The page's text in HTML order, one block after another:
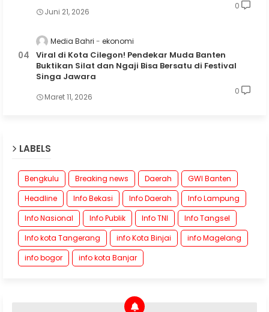
Juni 21, 2026
0
Media Bahri ekonomi
Viral di Kota Cilegon! Pendekar Muda Banten
Buktikan Silat dan Ngaji Bisa Bersatu di Festival
Singa Jawara
Maret 11, 2026
0
LABELS
Bengkulu Breaking news Daerah
GWI Banten
Headline
Info Bekasi Info Daerah
Info Lampung
Info Nasional
Info Publik Info TNI
Info Tangsel
Info kota Tangerang
info Kota Binjai
info Magelang
info bogor
info kota Banjar